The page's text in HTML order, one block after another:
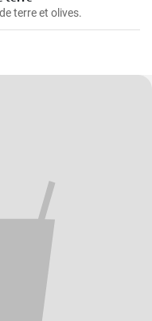
terre et olives.